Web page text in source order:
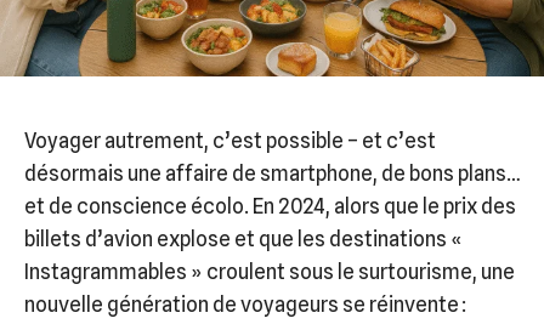
Voyager autrement, c’est possible – et c’est
désormais une affaire de smartphone, de bons plans…
et de conscience écolo. En 2024, alors que le prix des
billets d’avion explose et que les destinations «
Instagrammables » croulent sous le surtourisme, une
nouvelle génération de voyageurs se réinvente :